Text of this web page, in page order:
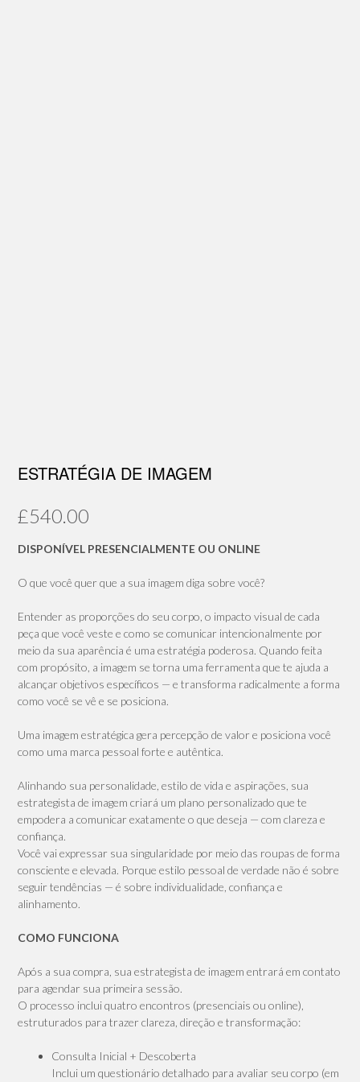
ESTRATÉGIA DE IMAGEM
£540.00
DISPONÍVEL PRESENCIALMENTE OU ONLINE
O que você quer que a sua imagem diga sobre você?
Entender as proporções do seu corpo, o impacto visual de cada
peça que você veste e como se comunicar intencionalmente por
meio da sua aparência é uma estratégia poderosa. Quando feita
com propósito, a imagem se torna uma ferramenta que te ajuda a
alcançar objetivos específicos — e transforma radicalmente a forma
como você se vê e se posiciona.
Uma imagem estratégica gera percepção de valor e posiciona você
como uma marca pessoal forte e autêntica.
Alinhando sua personalidade, estilo de vida e aspirações, sua
estrategista de imagem criará um plano personalizado que te
empodera a comunicar exatamente o que deseja — com clareza e
confiança.
Você vai expressar sua singularidade por meio das roupas de forma
consciente e elevada. Porque estilo pessoal de verdade não é sobre
seguir tendências — é sobre individualidade, confiança e
alinhamento.
COMO FUNCIONA
Após a sua compra, sua estrategista de imagem entrará em contato
para agendar sua primeira sessão.
O processo inclui quatro encontros (presenciais ou online),
estruturados para trazer clareza, direção e transformação:
Consulta Inicial + Descoberta
Inclui um questionário detalhado para avaliar seu corpo (em